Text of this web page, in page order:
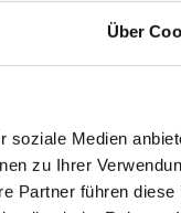
Über
soziale Medien
zu Ihrer
Partner führen diese
BMW 218